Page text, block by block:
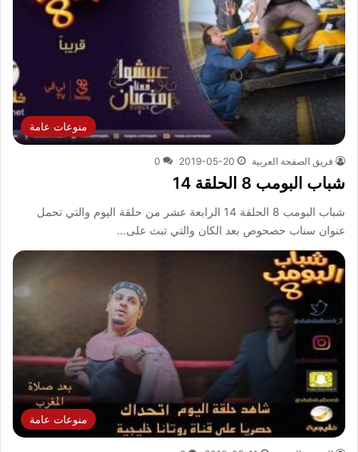
منوعات عامة
فريق الصفحة العربية 2019-05-20
0
شباب البومب 8 الحلقة 14
شباب البومب 8 الحلقة 14 الرابعة عشر من حلقة اليوم والتي تحمل
عنوان سناب حصحوص بعد الكان والتي تبث على…
منوعات عامة